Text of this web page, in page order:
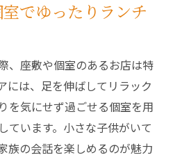
でゆったりランチ
、座敷や個室のあるお店は特
には、足を伸ばしてリラック
を気にせず過ごせる個室を用
ています。小さな子供がいて
族の会話を楽しめるのが魅力